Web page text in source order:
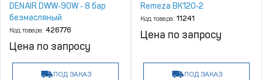
DENAIR DWW‑90W ‑ 8 бар
безмасляный
Код товара: 426776
Цена по запросу
ПОД ЗАКАЗ
Remeza BK120‑2
Код товара: 11241
Цена по запросу
ПОД ЗАКАЗ